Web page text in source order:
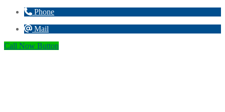
Phone
Mail
Call Now Button